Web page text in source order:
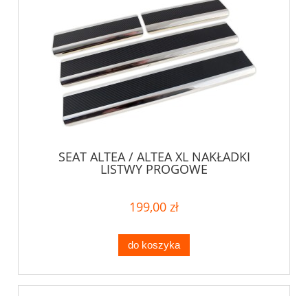
SEAT ALTEA / ALTEA XL NAKŁADKI
LISTWY PROGOWE
199,00 zł
do koszyka